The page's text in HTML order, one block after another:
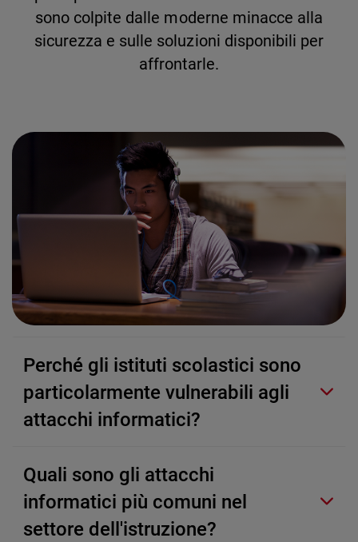
sono colpite dalle moderne minacce alla
sicurezza e sulle soluzioni disponibili per
affrontarle.
Perché gli istituti scolastici sono
particolarmente vulnerabili agli
attacchi informatici?
Quali sono gli attacchi
informatici più comuni nel
settore dell'istruzione?